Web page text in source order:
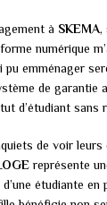
à SKEMA,
numérique
pu emménager
de garantie
d’étudiant sans
de voir leurs
représente
étudiante en